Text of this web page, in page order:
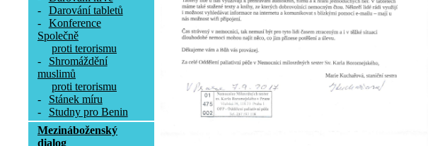
-
Darování tabletů
-
Konference
Společně
proti terorismu
-
Shromáždění
muslimů
proti terorismu
-
Stánek míru
-
Studny pro Benin
Mezináboženský
dialog